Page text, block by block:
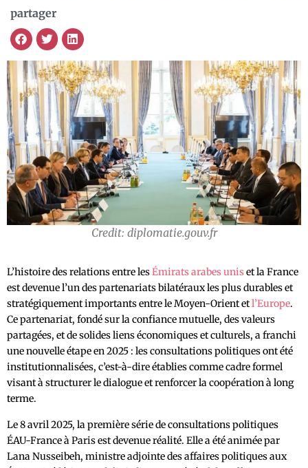
partager
Credit: diplomatie.gouv.fr
L’histoire des relations entre lesÉmirats arabes uniset la France
est devenue l’un des partenariats bilatéraux les plus durables et
stratégiquement importants entre le Moyen-Orient etl’Europe.
Ce partenariat, fondé sur la confiance mutuelle, des valeurs
partagées, et de solides liens économiques et culturels, a franchi
une nouvelle étape en 2025 : les consultations politiques ont été
institutionnalisées, c’est-à-dire établies comme cadre formel
visant à structurer le dialogue et renforcer la coopération à long
terme.
Le 8 avril 2025, la première série de consultations politiques
ÉAU-France à Paris est devenue réalité. Elle a été animée par
Lana Nusseibeh, ministre adjointe des affaires politiques aux